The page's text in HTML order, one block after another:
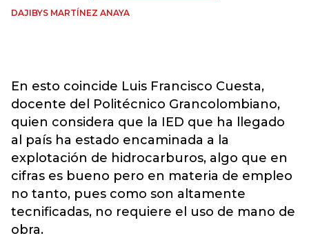
DAJIBYS MARTÍNEZ ANAYA
En esto coincide Luis Francisco Cuesta,
docente del Politécnico Grancolombiano,
quien considera que la IED que ha llegado
al país ha estado encaminada a la
explotación de hidrocarburos, algo que en
cifras es bueno pero en materia de empleo
no tanto, pues como son altamente
tecnificadas, no requiere el uso de mano de
obra.